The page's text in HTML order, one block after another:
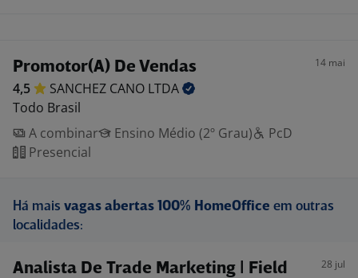
Promotor(A) De Vendas 14 mai
4,5 SANCHEZ CANO LTDA
Todo Brasil
A combinar
Ensino Médio (2º Grau)
PcD
Presencial
Há mais vagas abertas 100% HomeOffice em outras
localidades:
Analista De Trade Marketing | Field
28 jul